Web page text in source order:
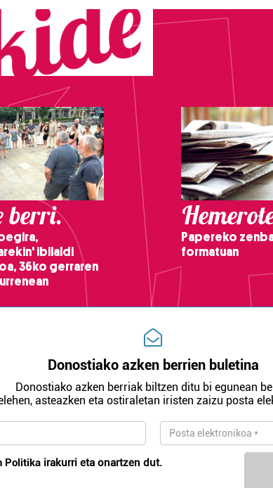
berri.
ibilaldi
36ko gerraren
Papereko
formatuan
Donostiako azken berrien buletina
Donostiako azken berriak biltzen ditu bi egunean
asteazken eta ostiraletan iristen zaizu posta
Politika irakurri eta onartzen dut.